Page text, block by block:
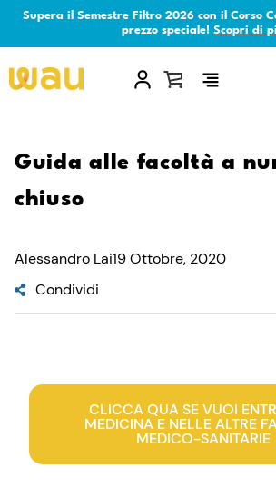
Supera il Semestre Filtro 2026 con il Corso
prezzo speciale! Scopri di
×
Guida alle facoltà a
chiuso
Alessandro Lai19 Ottobre, 2020
Condividi
CLICCA QUA SE VUOI
MEDICINA E NELLE ALTRE
MEDICO-SANITARIE